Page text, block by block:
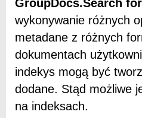
GroupDocs.Search
wykonywanie różnych
metadane z różnych
dokumentach
indekys mogą być
dodane. Stąd możliwe
na indeksach.